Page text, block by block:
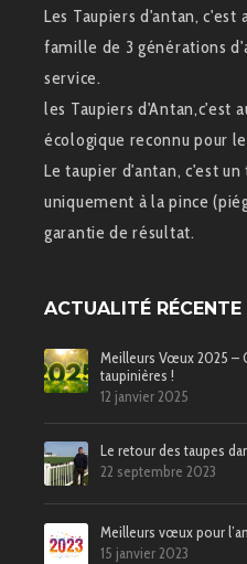
Les Taupiers d'antan,
famille de 3 générations
service.
les Taupiers d'Antan,c'est
écologique reconnu pour
Le taupier d'antan, c'est
uniquement à la pince
garantie de résultat.
ACTUALITÉ RÉCENTE
Meilleurs Vœux 2025 –
taupinières !
12 janvier 2025
Le retour des taupes
22 septembre 2023
Meilleurs vœux pour
15 janvier 2023